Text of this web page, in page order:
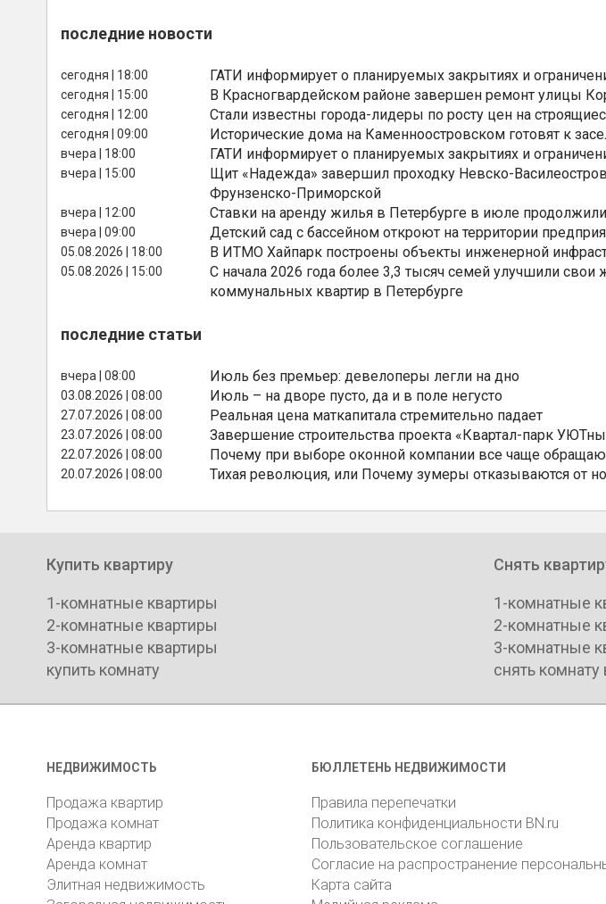
последние новости
сегодня | 18:00 ГАТИ информирует о планируемых закрытиях и
сегодня | 15:00 В Красногвардейском районе завершен ремонт улицы
сегодня | 12:00 Стали известны города-лидеры по росту цен на
сегодня | 09:00 Исторические дома на Каменноостровском готовят к
вчера | 18:00 ГАТИ информирует о планируемых закрытиях и
вчера | 15:00
Щит «Надежда» завершил проходку Невско-
Фрунзенско-Приморской
вчера | 12:00 Ставки на аренду жилья в Петербурге в июле
вчера | 09:00 Детский сад с бассейном откроют на территории
05.08.2026 | 18:00 В ИТМО Хайпарк построены объекты инженерной
05.08.2026 | 15:00
С начала 2026 года более 3,3 тысяч семей улучшили
коммунальных квартир в Петербурге
последние статьи
вчера | 08:00 Июль без премьер: девелоперы легли на дно
03.08.2026 | 08:00 Июль – на дворе пусто, да и в поле негусто
27.07.2026 | 08:00 Реальная цена маткапитала стремительно падает
23.07.2026 | 08:00 Завершение строительства проекта «Квартал-парк
22.07.2026 | 08:00 Почему при выборе оконной компании все чаще
20.07.2026 | 08:00 Тихая революция, или Почему зумеры отказываются от
Купить квартиру
1-комнатные квартиры
2-комнатные квартиры
3-комнатные квартиры
купить комнату
Снять
1-комнатные
2-комнатные
3-комнатные
снять комнату
НЕДВИЖИМОСТЬ
Продажа квартир
Продажа комнат
Аренда квартир
Аренда комнат
Элитная недвижимость
БЮЛЛЕТЕНЬ НЕДВИЖИМОСТИ
Правила перепечатки
Политика конфиденциальности BN.ru
Пользовательское соглашение
Согласие на распространение
Карта сайта